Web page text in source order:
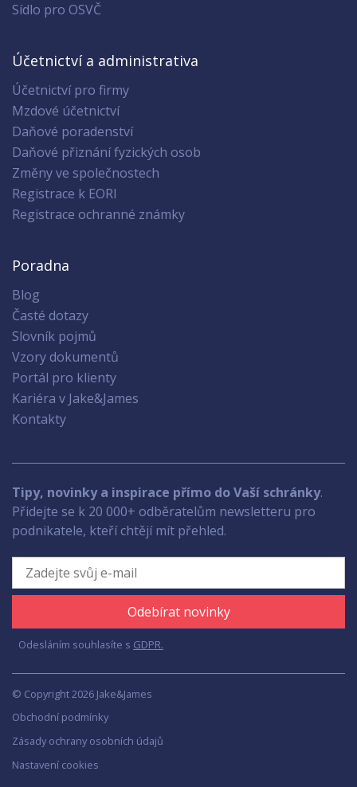
Sídlo pro OSVČ
Účetnictví a administrativa
Účetnictví pro firmy
Mzdové účetnictví
Daňové poradenství
Daňové přiznání fyzických osob
Změny ve společnostech
Registrace k EORI
Registrace ochranné známky
Poradna
Blog
Časté dotazy
Slovník pojmů
Vzory dokumentů
Portál pro klienty
Kariéra v Jake&James
Kontakty
Tipy, novinky a inspirace přímo do Vaší schránky.
Přidejte se k 20 000+ odběratelům newsletteru pro
podnikatele, kteří chtějí mít přehled.
Odebírat novinky
Odesláním souhlasíte s GDPR.
© Copyright 2026 Jake&James
Obchodní podmínky
Zásady ochrany osobních údajů
Nastavení cookies